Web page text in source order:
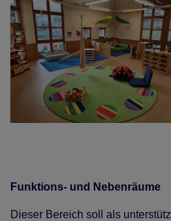
Funktions- und Nebenräume
Dieser Bereich soll als